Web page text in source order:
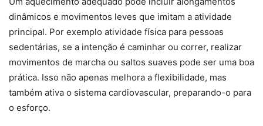
dinâmicos e movimentos leves que imitam a atividade
principal. Por exemplo atividade física para pessoas
sedentárias, se a intenção é caminhar ou correr, realizar
movimentos de marcha ou saltos suaves pode ser uma boa
prática. Isso não apenas melhora a flexibilidade, mas
também ativa o sistema cardiovascular, preparando-o para
o esforço.